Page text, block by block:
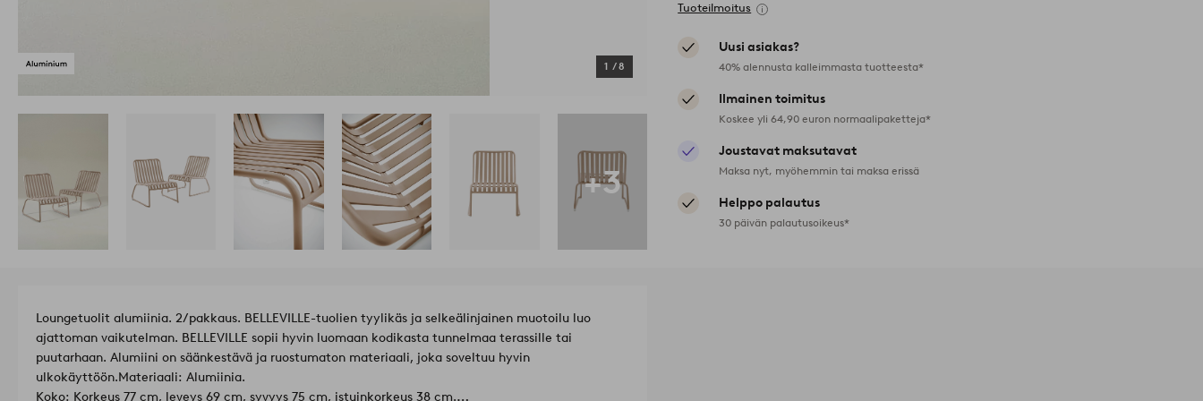
1 /8
Tuoteilmoitus
Uusi asiakas?
40% alennusta kalleimmasta tuotteesta*
Ilmainen toimitus
Koskee yli 64,90 euron normaalipaketteja*
Joustavat maksutavat
Maksa nyt, myöhemmin tai maksa erissä
Helppo palautus
30 päivän palautusoikeus*
+3
Loungetuolit alumiinia. 2/pakkaus. BELLEVILLE-tuolien tyylikäs ja selkeälinjainen muotoilu luo
ajattoman vaikutelman. BELLEVILLE sopii hyvin luomaan kodikasta tunnelmaa terassille tai
puutarhaan. Alumiini on säänkestävä ja ruostumaton materiaali, joka soveltuu hyvin
ulkokäyttöön.Materiaali: Alumiinia.
Koko: Korkeus 77 cm, leveys 69 cm, syvyys 75 cm, istuinkorkeus 38 cm.